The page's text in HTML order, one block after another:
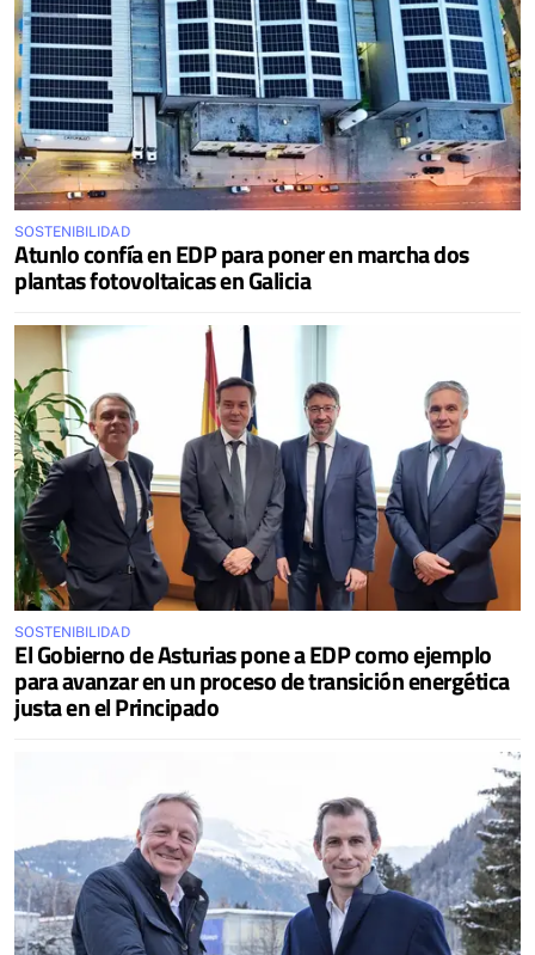
SOSTENIBILIDAD
Atunlo confía en EDP para poner en marcha dos
plantas fotovoltaicas en Galicia
SOSTENIBILIDAD
El Gobierno de Asturias pone a EDP como ejemplo
para avanzar en un proceso de transición energética
justa en el Principado